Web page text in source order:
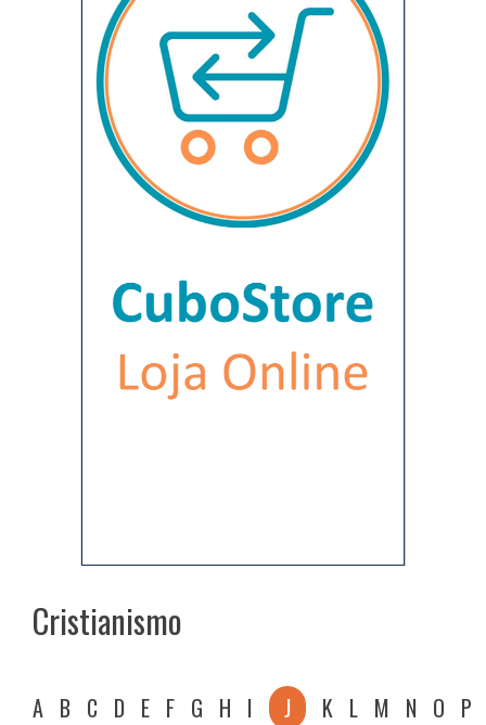
Cristianismo
A B C D E F G H I J K L M N O P